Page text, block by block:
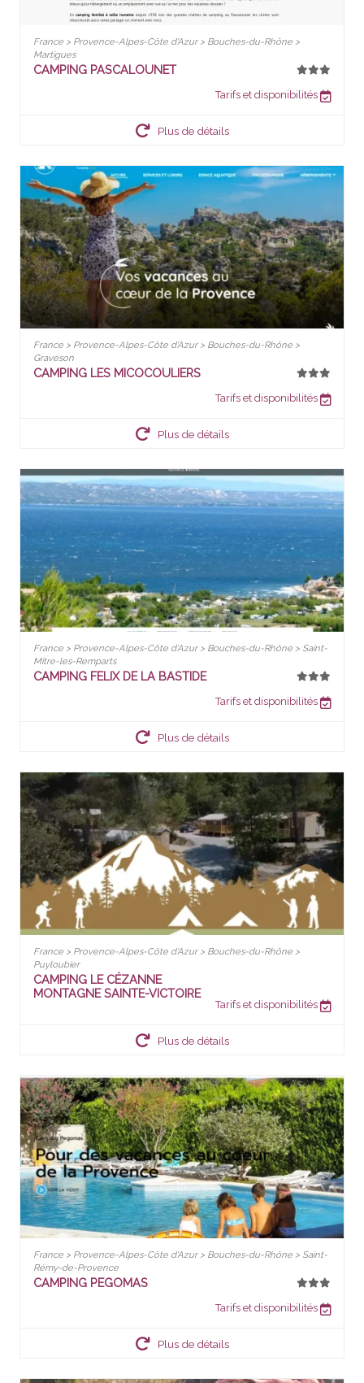
France > Provence-Alpes-Côte d'Azur > Bouches-du-Rhône >
Martigues
CAMPING PASCALOUNET
Tarifs et disponibilités
Plus de détails
France > Provence-Alpes-Côte d'Azur > Bouches-du-Rhône >
Graveson
CAMPING LES MICOCOULIERS
Tarifs et disponibilités
Plus de détails
France > Provence-Alpes-Côte d'Azur > Bouches-du-Rhône > Saint-
Mitre-les-Remparts
CAMPING FELIX DE LA BASTIDE
Tarifs et disponibilités
Plus de détails
France > Provence-Alpes-Côte d'Azur > Bouches-du-Rhône >
Puyloubier
CAMPING LE CÉZANNE
MONTAGNE SAINTE-VICTOIRE
Tarifs et disponibilités
Plus de détails
France > Provence-Alpes-Côte d'Azur > Bouches-du-Rhône > Saint-
Rémy-de-Provence
CAMPING PEGOMAS
Tarifs et disponibilités
Plus de détails